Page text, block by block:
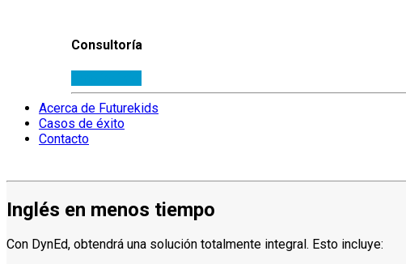
Consultoría
Acerca de Futurekids
Casos de éxito
Contacto
Inglés en menos tiempo
Con DynEd, obtendrá una solución totalmente integral. Esto incluye: